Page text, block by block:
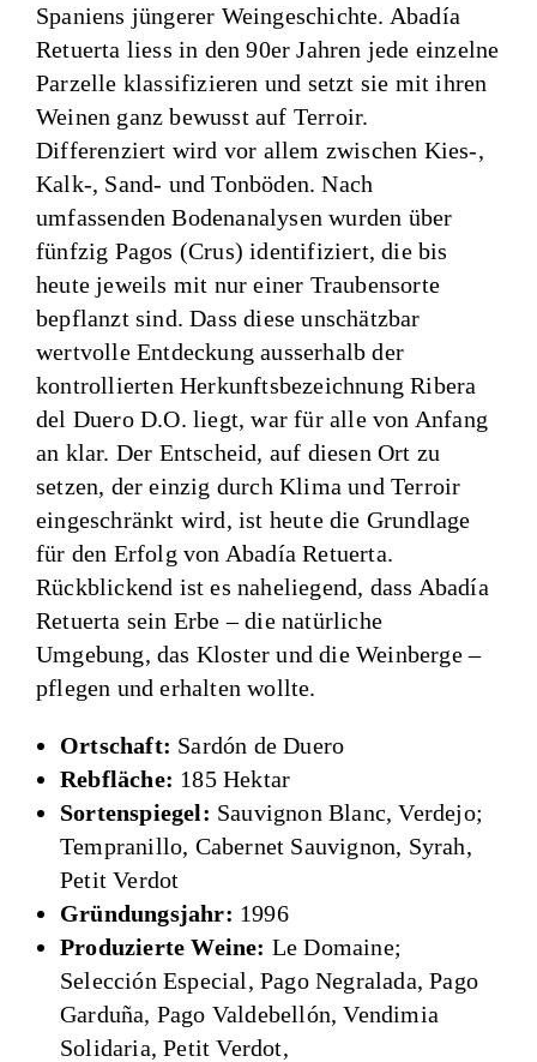
Spaniens jüngerer Weingeschichte. Abadía
Retuerta liess in den 90er Jahren jede einzelne
Parzelle klassifizieren und setzt sie mit ihren
Weinen ganz bewusst auf Terroir.
Differenziert wird vor allem zwischen Kies-,
Kalk-, Sand- und Tonböden. Nach
umfassenden Bodenanalysen wurden über
fünfzig Pagos (Crus) identifiziert, die bis
heute jeweils mit nur einer Traubensorte
bepflanzt sind. Dass diese unschätzbar
wertvolle Entdeckung ausserhalb der
kontrollierten Herkunftsbezeichnung Ribera
del Duero D.O. liegt, war für alle von Anfang
an klar. Der Entscheid, auf diesen Ort zu
setzen, der einzig durch Klima und Terroir
eingeschränkt wird, ist heute die Grundlage
für den Erfolg von Abadía Retuerta.
Rückblickend ist es naheliegend, dass Abadía
Retuerta sein Erbe – die natürliche
Umgebung, das Kloster und die Weinberge –
pflegen und erhalten wollte.
Ortschaft: Sardón de Duero
Rebfläche: 185 Hektar
Sortenspiegel: Sauvignon Blanc, Verdejo;
Tempranillo, Cabernet Sauvignon, Syrah,
Petit Verdot
Gründungsjahr: 1996
Produzierte Weine: Le Domaine;
Selección Especial, Pago Negralada, Pago
Garduña, Pago Valdebellón, Vendimia
Solidaria, Petit Verdot,